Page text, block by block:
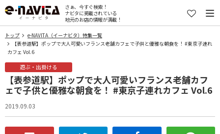
さぁ、今すぐ検索！
ナビタに掲載されている
地元のお店の情報が満載！
トップ
e-NAVITA（イーナビタ）特集一覧
【表参道駅】ポップで大人可愛いフランス老舗カフェで子供と優雅な朝食を！ #東京子連れ
カフェ Vol.6
遊ぶ・出掛ける
【表参道駅】ポップで大人可愛いフランス老舗カフ
ェで子供と優雅な朝食を！ #東京子連れカフェ Vol.6
2019.09.03